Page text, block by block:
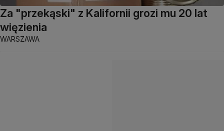
Za "przekąski" z Kalifornii grozi mu 20 lat
więzienia
WARSZAWA